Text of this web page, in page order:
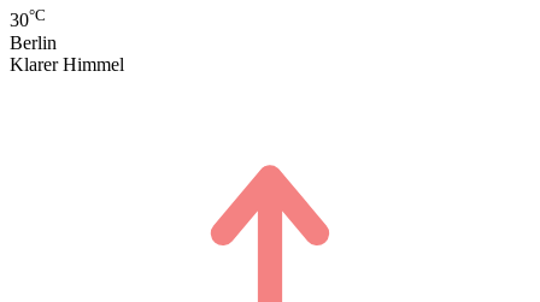
30°C
Berlin
Klarer Himmel